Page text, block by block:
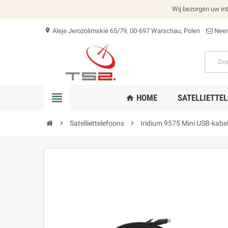
Wij bezorgen uw
location_on Aleje Jerozolimskie 65/79, 00-697 Warschau, Polen
view_headline home HOME
chevron_right Satelliettelefoons chevron_right Iridium 9575 Mini USB-kabel